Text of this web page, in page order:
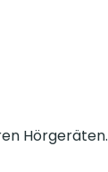
Hörgeräten.